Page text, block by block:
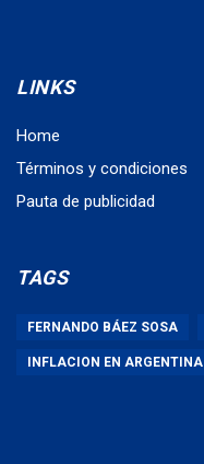
LINKS
Home
Términos y condiciones
Pauta de publicidad
TAGS
FERNANDO BÁEZ SOSA
INFLACION EN ARGENTINA